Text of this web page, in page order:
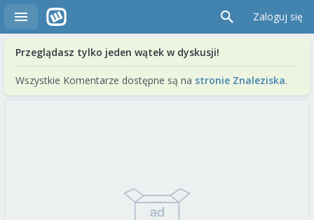
Zaloguj się
Przeglądasz tylko jeden wątek w dyskusji!
Wszystkie Komentarze dostępne są na stronie Znaleziska.